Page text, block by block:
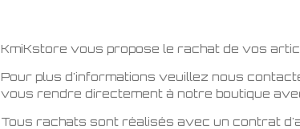
KmiKstore vous propose le rachat de vos
Pour plus d'informations veuillez nous
vous rendre directement à notre boutique
Tous rachats sont réalisés avec un contrat